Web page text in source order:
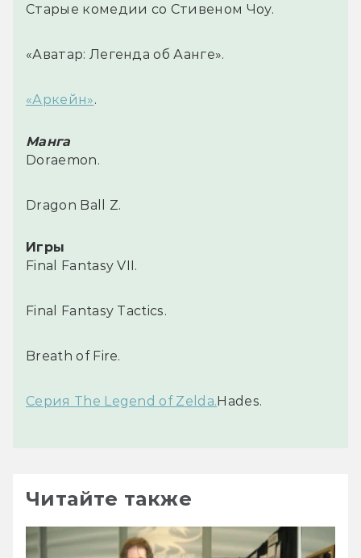
Старые комедии со Стивеном Чоу.
«Аватар: Легенда об Аанге».
«Аркейн».
Манга
Doraemon.
Dragon Ball Z.
Игры
Final Fantasy VII.
Final Fantasy Tactics.
Breath of Fire.
Серия The Legend of Zelda.Hades.
Читайте также